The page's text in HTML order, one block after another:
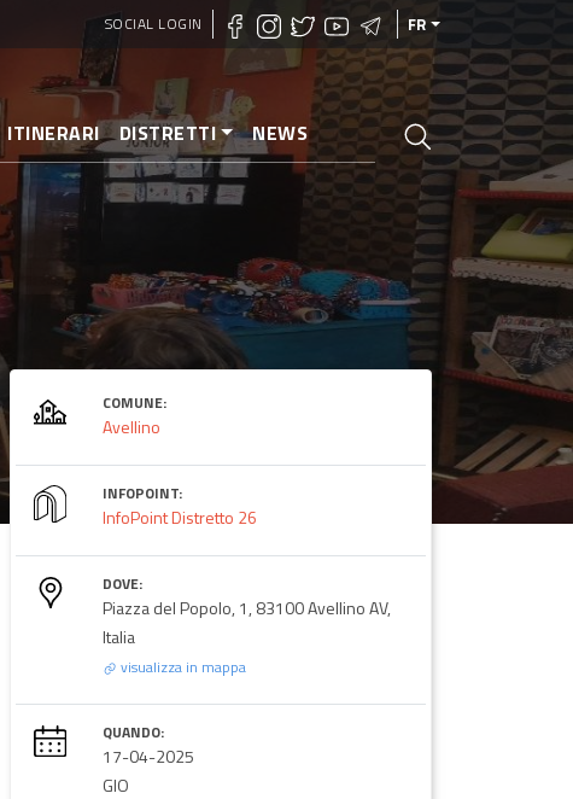
SOCIAL LOGIN FR
ITINERARI DISTRETTI NEWS
COMUNE:
Avellino
INFOPOINT:
InfoPoint Distretto 26
DOVE:
Piazza del Popolo, 1, 83100 Avellino AV,
Italia
visualizza in mappa
QUANDO:
17-04-2025
GIO